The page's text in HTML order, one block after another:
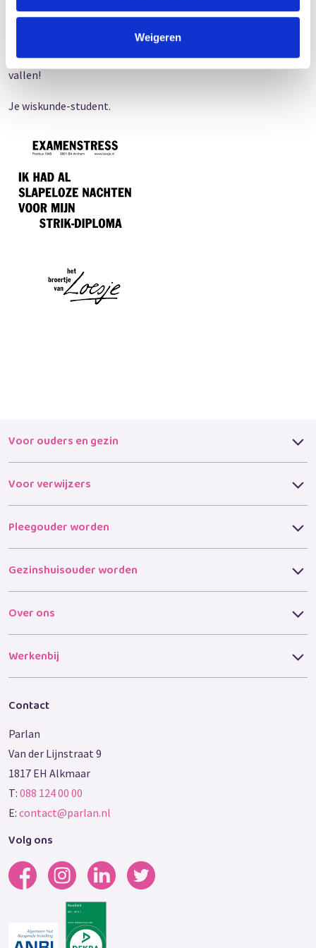
Weigeren
Want ik meld je nu en voor altijd dat ik wiskunde echt wel laat
vallen!
Je wiskunde-student.
Voor ouders en gezin
Voor verwijzers
Pleegouder worden
Gezinshuisouder worden
Over ons
Werkenbij
Contact
Parlan
Van der Lijnstraat 9
1817 EH Alkmaar
T: 088 124 00 00
E: contact@parlan.nl
Volg ons